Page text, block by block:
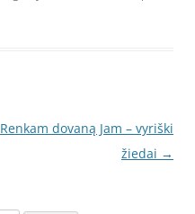
Renkam dovaną Jam – vyriški
žiedai →